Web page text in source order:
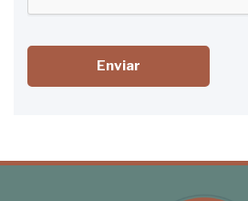
Enviar